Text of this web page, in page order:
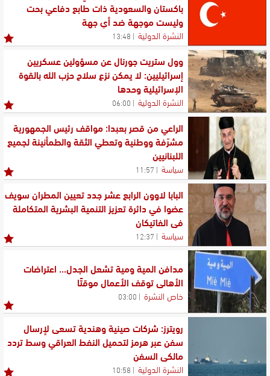
باكستان والسعودية ذات طابع دفاعي بحت
وليست موجهة ضد أي جهة
النشرة الدولية 13:48
وول ستريت جورنال عن مسؤولين عسكريين
إسرائيليين: لا يمكن نزع سلاح حزب الله بالقوة
الإسرائيلية وحدها
النشرة الدولية 06:00
الراعي من قصر بعبدا: مواقف رئيس الجمهورية
مشرّفة ووطنية وتعطي الثقة والطمأنينة لجميع
اللبنانيين
سياسة 11:57
البابا لاوون الرابع عشر جدد تعيين المطران سويف
عضوا في دائرة تعزيز التنمية البشرية المتكاملة
في الفاتيكان
سياسة 12:37
مدافن المية ومية تشعل الجدل... اعتراضات
الأهالي توقف الأعمال موقتًا
خاص النشرة 03:00
رويترز: شركات صينية وهندية تسعى لإرسال
سفن عبر هرمز لتحميل النفط العراقي وسط تردد
مالكي السفن
النشرة الدولية 10:58